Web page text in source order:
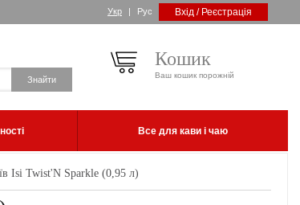
Укр | Рус Вхід / Реєстрація
Кошик
Ваш кошик порожній
Все для кави і чаю
Isi Twist'N Sparkle (0,95 л)